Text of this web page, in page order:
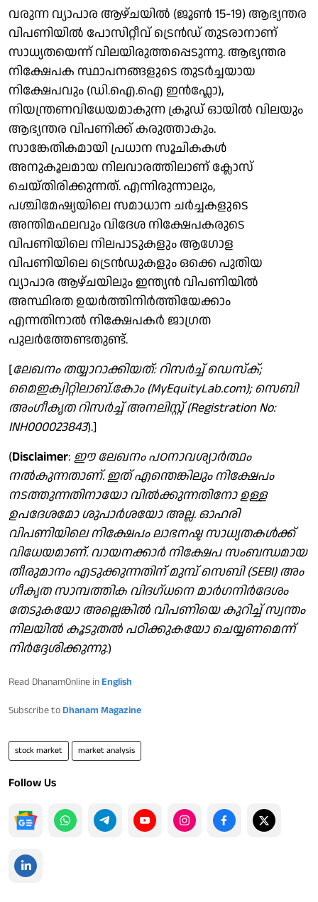
വരുന്ന വ്യാപാര ആഴ്ചയിൽ (ജൂൺ 15-19) ആഭ്യന്തര
വിപണിയിൽ പോസിറ്റീവ് ട്രെൻഡ് തുടരാനാണ്
സാധ്യതയെന്ന് വിലയിരുത്തപ്പെടുന്നു. ആഭ്യന്തര
നിക്ഷേപക സ്ഥാപനങ്ങളുടെ തുടർച്ചയായ
നിക്ഷേപവും (ഡി.ഐ.ഐ ഇൻഫ്ലോ),
നിയന്ത്രണവിധേയമാകുന്ന ക്രൂഡ് ഓയിൽ വിലയും
ആഭ്യന്തര വിപണിക്ക് കരുത്താകും.
സാങ്കേതികമായി പ്രധാന സൂചികകൾ
അനുകൂലമായ നിലവാരത്തിലാണ് ക്ലോസ്
ചെയ്തിരിക്കുന്നത്. എന്നിരുന്നാലും,
പശ്ചിമേഷ്യയിലെ സമാധാന ചർച്ചകളുടെ
അന്തിമഫലവും വിദേശ നിക്ഷേപകരുടെ
വിപണിയിലെ നിലപാടുകളും ആഗോള
വിപണിയിലെ ട്രെൻഡുകളും ഒക്കെ പുതിയ
വ്യാപാര ആഴ്ചയിലും ഇന്ത്യൻ വിപണിയിൽ
അസ്ഥിരത ഉയർത്തിനിർത്തിയേക്കാം
എന്നതിനാൽ നിക്ഷേപകർ ജാഗ്രത
പുലർത്തേണ്ടതുണ്ട്.
[ലേഖനം തയ്യാറാക്കിയത്: റിസർച്ച് ഡെസ്ക്;
മൈഇക്വിറ്റിലാബ്.കോം (MyEquityLab.com​); സെബി
അം​ഗീക‍ൃത റിസർച്ച് അനലി​സ്റ്റ് (Registration No:
INH000023843).]
(Disclaimer: ഈ ലേഖനം പഠനാവശ്യാർത്ഥം
നൽകുന്നതാണ്. ഇത് എന്തെങ്കിലും നിക്ഷേപം
നടത്തുന്നതിനായോ വിൽക്കുന്നതിനോ ഉള്ള
ഉപദേശമോ ശുപാർശയോ അല്ല. ഓഹരി
വിപണിയിലെ നിക്ഷേപം ലാഭനഷ്ട സാധ്യതകൾക്ക്
വിധേയമാണ്. വായനക്കാർ നിക്ഷേപ സംബന്ധമായ
തീരുമാനം എടുക്കുന്നതിന് മുമ്പ് സെബി (SEBI) അം​
ഗീകൃത സാമ്പത്തിക വിദ​ഗ്ധനെ മാർ​ഗനിർദേശം
തേടുകയോ അല്ലെങ്കിൽ വിപണിയെ കുറിച്ച് സ്വന്തം
നിലയിൽ കൂടുതൽ പഠിക്കുകയോ ചെയ്യണമെന്ന്
നിർദ്ദേശിക്കുന്നു.)
Read DhanamOnline in English
Subscribe to Dhanam Magazine
stock market market analysis
Follow Us